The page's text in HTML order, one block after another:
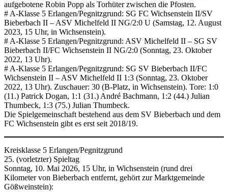
aufgebotene Robin Popp als Torhüter zwischen die Pfosten.
# A-Klasse 5 Erlangen/Pegnitzgrund: SG FC Wichsenstein II/SV
Bieberbach II – ASV Michelfeld II NG/2:0 U (Samstag, 12. August
2023, 15 Uhr, in Wichsenstein).
# A-Klasse 5 Erlangen/Pegnitzgrund: ASV Michelfeld II – SG SV
Bieberbach II/FC Wichsenstein II NG/2:0 (Sonntag, 23. Oktober
2022, 13 Uhr).
# A-Klasse 5 Erlangen/Pegnitzgrund: SG SV Bieberbach II/FC
Wichsenstein II – ASV Michelfeld II 1:3 (Sonntag, 23. Oktober
2022, 13 Uhr). Zuschauer: 30 (B-Platz, in Wichsenstein). Tore: 1:0
(11.) Patrick Dogan, 1:1 (31.) André Bachmann, 1:2 (44.) Julian
Thumbeck, 1:3 (75.) Julian Thumbeck.
Die Spielgemeinschaft bestehend aus dem SV Bieberbach und dem
FC Wichsenstein gibt es erst seit 2018/19.
Kreisklasse 5 Erlangen/Pegnitzgrund
25. (vorletzter) Spieltag
Sonntag, 10. Mai 2026, 15 Uhr, in Wichsenstein (rund drei
Kilometer von Bieberbach entfernt, gehört zur Marktgemeinde
Gößweinstein):